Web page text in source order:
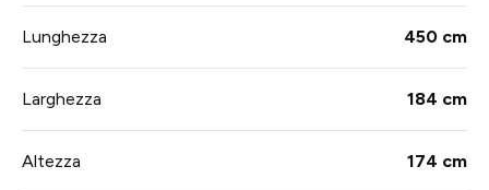
Lunghezza 450 cm
Larghezza 184 cm
Altezza 174 cm